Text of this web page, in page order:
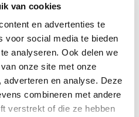
van cookies
en advertenties te
voor social media te bieden
analyseren. Ook delen we
onze site met onze
en analyse. Deze
combineren met andere
verstrekt of die ze hebben
uit Beekers
en BerryWorld
fruit specialist gevestigd
houdt zich bezig met
en de handel in onder
bosbessen en